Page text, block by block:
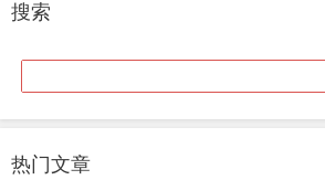
搜索
热门文章